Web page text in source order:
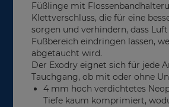
Füßlinge mit
Klettverschluss, die für eine
sorgen und verhindern, dass
Fußbereich eindringen lassen,
abgetaucht wird.
Der Exodry eignet sich für jede
Tauchgang, ob mit oder ohne
4 mm hoch verdichtetes
Tiefe kaum komprimiert,